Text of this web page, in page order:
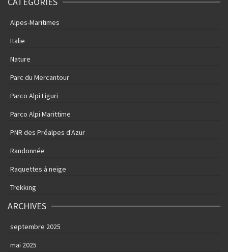
Alpes-Maritimes
Italie
Nature
Parc du Mercantour
Parco Alpi Liguri
Parco Alpi Marittime
PNR des Préalpes d'Azur
Randonnée
Raquettes à neige
Trekking
ARCHIVES
septembre 2025
mai 2025